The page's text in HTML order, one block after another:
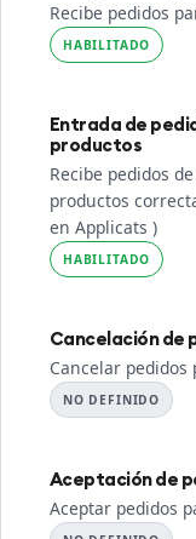
Recibe pedidos
HABILITADO
Entrada de
productos
Recibe pedidos
productos
en Applicats )
HABILITADO
Cancelación de
Cancelar
NO DEFINIDO
Aceptación de
Aceptar pedidos